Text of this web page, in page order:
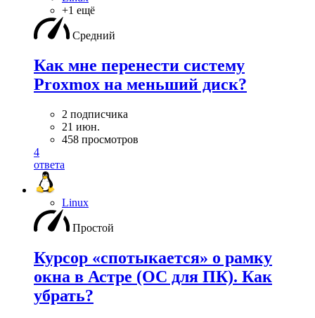
+1 ещё
Средний
Как мне перенести систему
Proxmox на меньший диск?
2 подписчика
21 июн.
458 просмотров
4
ответа
Linux
Простой
Курсор «спотыкается» о рамку
окна в Астре (ОС для ПК). Как
убрать?